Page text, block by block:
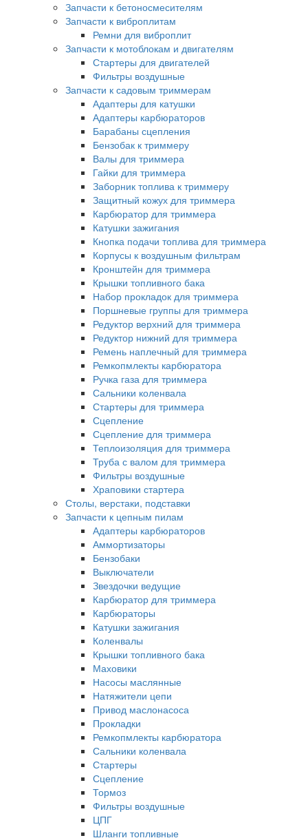
Запчасти к бетоносмесителям
Запчасти к виброплитам
Ремни для виброплит
Запчасти к мотоблокам и двигателям
Стартеры для двигателей
Фильтры воздушные
Запчасти к садовым триммерам
Адаптеры для катушки
Адаптеры карбюраторов
Барабаны сцепления
Бензобак к триммеру
Валы для триммера
Гайки для триммера
Заборник топлива к триммеру
Защитный кожух для триммера
Карбюратор для триммера
Катушки зажигания
Кнопка подачи топлива для триммера
Корпусы к воздушным фильтрам
Кронштейн для триммера
Крышки топливного бака
Набор прокладок для триммера
Поршневые группы для триммера
Редуктор верхний для триммера
Редуктор нижний для триммера
Ремень наплечный для триммера
Ремкопмлекты карбюратора
Ручка газа для триммера
Сальники коленвала
Стартеры для триммера
Сцепление
Сцепление для триммера
Теплоизоляция для триммера
Труба с валом для триммера
Фильтры воздушные
Храповики стартера
Столы, верстаки, подставки
Запчасти к цепным пилам
Адаптеры карбюраторов
Аммортизаторы
Бензобаки
Выключатели
Звездочки ведущие
Карбюратор для триммера
Карбюраторы
Катушки зажигания
Коленвалы
Крышки топливного бака
Маховики
Насосы маслянные
Натяжители цепи
Привод маслонасоса
Прокладки
Ремкопмлекты карбюратора
Сальники коленвала
Стартеры
Сцепление
Тормоз
Фильтры воздушные
ЦПГ
Шланги топливные